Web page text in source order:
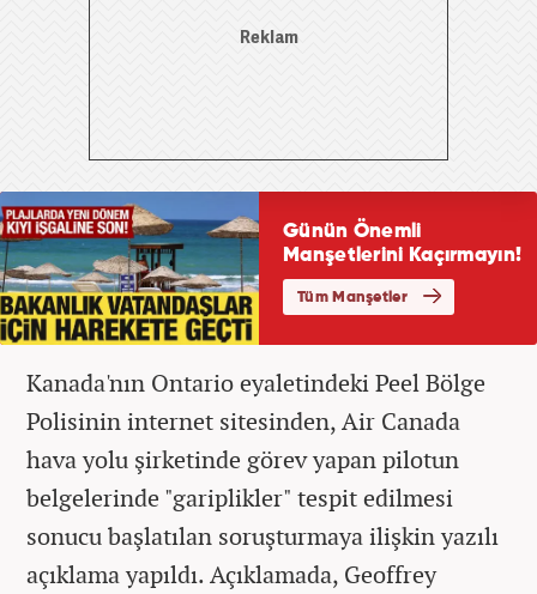
Kanada'nın Ontario eyaletindeki Peel Bölge
Polisinin internet sitesinden, Air Canada
hava yolu şirketinde görev yapan pilotun
belgelerinde "gariplikler" tespit edilmesi
sonucu başlatılan soruşturmaya ilişkin yazılı
açıklama yapıldı. Açıklamada, Geoffrey